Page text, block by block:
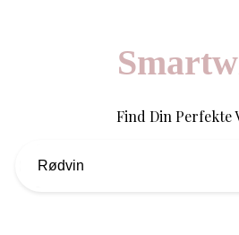
Find Din Perfekte